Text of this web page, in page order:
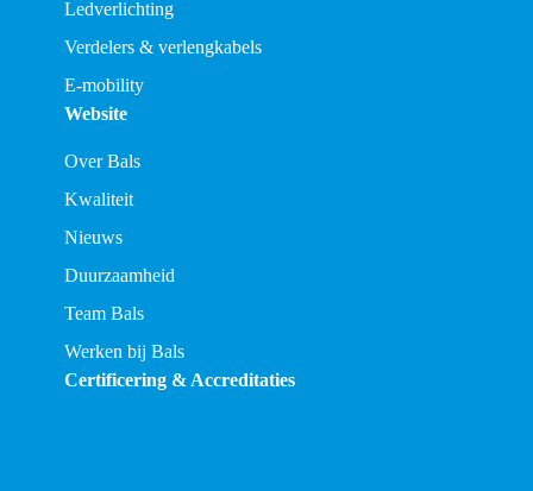
Ledverlichting
Verdelers & verlengkabels
E-mobility
Website
Over Bals
Kwaliteit
Nieuws
Duurzaamheid
Team Bals
Werken bij Bals
Certificering & Accreditaties